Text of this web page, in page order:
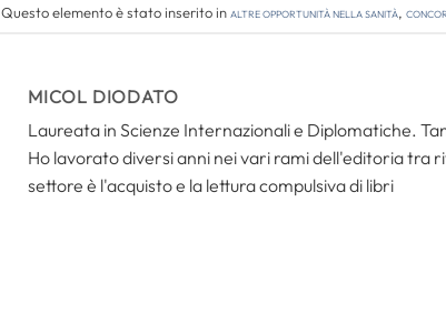
Questo elemento è stato inserito inAltre opportunità nella sanità,
MICOL DIODATO
Laureata in Scienze Internazionali e Diplomatiche.
Ho lavorato diversi anni nei vari rami dell'editoria tra
settore è l'acquisto e la lettura compulsiva di libri